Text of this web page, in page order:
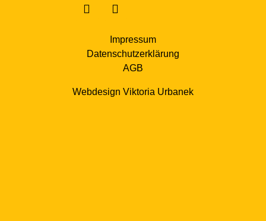
Impressum
Datenschutzerklärung
AGB
Webdesign Viktoria Urbanek